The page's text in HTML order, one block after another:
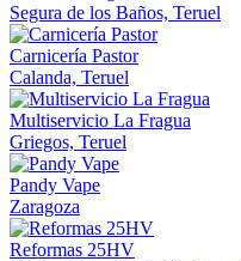
Segura de los Baños, Teruel
Carnicería Pastor
Calanda, Teruel
Multiservicio La Fragua
Griegos, Teruel
Pandy Vape
Zaragoza
Reformas 25HV